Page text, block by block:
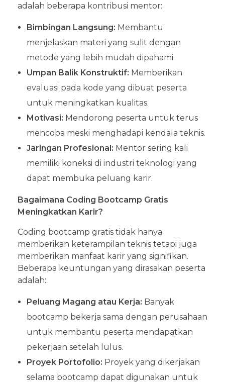
adalah beberapa kontribusi mentor:
Bimbingan Langsung: Membantu
menjelaskan materi yang sulit dengan
metode yang lebih mudah dipahami.
Umpan Balik Konstruktif: Memberikan
evaluasi pada kode yang dibuat peserta
untuk meningkatkan kualitas.
Motivasi: Mendorong peserta untuk terus
mencoba meski menghadapi kendala teknis.
Jaringan Profesional: Mentor sering kali
memiliki koneksi di industri teknologi yang
dapat membuka peluang karir.
Bagaimana Coding Bootcamp Gratis
Meningkatkan Karir?
Coding bootcamp gratis tidak hanya
memberikan keterampilan teknis tetapi juga
memberikan manfaat karir yang signifikan.
Beberapa keuntungan yang dirasakan peserta
adalah:
Peluang Magang atau Kerja: Banyak
bootcamp bekerja sama dengan perusahaan
untuk membantu peserta mendapatkan
pekerjaan setelah lulus.
Proyek Portofolio: Proyek yang dikerjakan
selama bootcamp dapat digunakan untuk